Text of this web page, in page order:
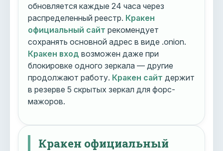
обновляется каждые 24 часа через
распределенный реестр. Кракен
официальный сайт рекомендует
сохранять основной адрес в виде .onion.
Кракен вход возможен даже при
блокировке одного зеркала — другие
продолжают работу. Кракен сайт держит
в резерве 5 скрытых зеркал для форс-
мажоров.
Кракен официальный